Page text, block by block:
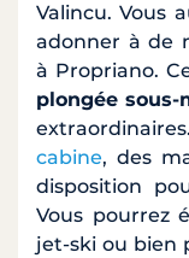
Valincu. Vous
adonner à de
à Propriano.
plongée sous-
cabine, des
disposition
Vous pourrez
jet-ski ou bien